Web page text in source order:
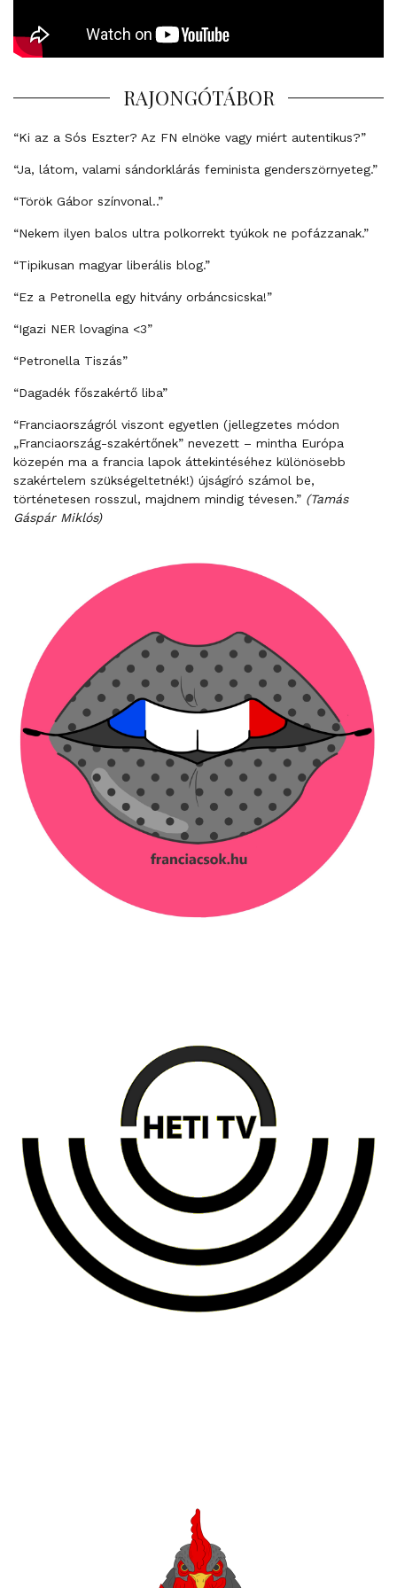
RAJONGÓTÁBOR
“Ki az a Sós Eszter? Az FN elnöke vagy miért autentikus?”
“Ja, látom, valami sándorklárás feminista genderszörnyeteg.”
“Török Gábor színvonal..”
“Nekem ilyen balos ultra polkorrekt tyúkok ne pofázzanak.”
“Tipikusan magyar liberális blog.”
“Ez a Petronella egy hitvány orbáncsicska!”
“Igazi NER lovagina <3”
“Petronella Tiszás”
“Dagadék főszakértő liba”
“Franciaországról viszont egyetlen (jellegzetes módon
„Franciaország-szakértőnek” nevezett – mintha Európa
közepén ma a francia lapok áttekintéséhez különösebb
szakértelem szükségeltetnék!) újságíró számol be,
történetesen rosszul, majdnem mindig tévesen.” (Tamás
Gáspár Miklós)